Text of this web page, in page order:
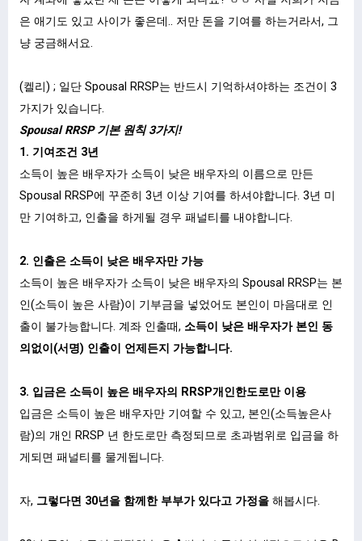
은 애기도 있고 사이가 좋은데.. 저만 돈을 기여를 하는거라서, 그
냥 궁금해서요.
(켈리) ; 일단 Spousal RRSP는 반드시 기억하셔야하는 조건이 3
가지가 있습니다.
Spousal RRSP 기본 원칙 3가지!
1. 기여조건 3년
소득이 높은 배우자가 소득이 낮은 배우자의 이름으로 만든
Spousal RRSP에 꾸준히 3년 이상 기여를 하셔야합니다. 3년 미
만 기여하고, 인출을 하게될 경우 패널티를 내야합니다.
2. 인출은 소득이 낮은 배우자만 가능
소득이 높은 배우자가 소득이 낮은 배우자의 Spousal RRSP는 본
인(소득이 높은 사람)이 기부금을 넣었어도 본인이 마음대로 인
출이 불가능합니다. 계좌 인출때, 소득이 낮은 배우자가 본인 동
의없이(서명) 인출이 언제든지 가능합니다.
3. 입금은 소득이 높은 배우자의 RRSP개인한도로만 이용
입금은 소득이 높은 배우자만 기여할 수 있고, 본인(소득높은사
람)의 개인 RRSP 년 한도로만 측정되므로 초과범위로 입금을 하
게되면 패널티를 물게됩니다.
자, 그렇다면 30년을 함께한 부부가 있다고 가정을 해봅시다.